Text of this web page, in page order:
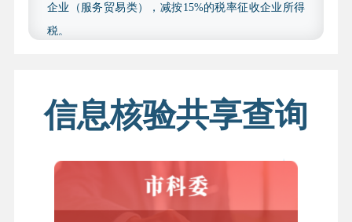
的研发费用专项审计报告，包括以下几类：研发费用
研发费用专项审计报告、或依照《高新技术企业认定
管理工作指引》（国科发火〔2016〕195 号）中研发费
用有关要求制定的、用于专精特新申报的专项审计报
企业（服务贸易类），减按15%的税率征收企业所得
税。
获得技术先进型服务企业资质认定后，资格有效期为
自认定当年起3个自然年度，期满后重新申请认定，
2.哪些企业可以申请认定技术先进型服务企业？
信息核验共享查询